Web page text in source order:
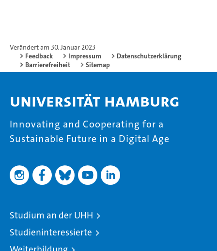
Verändert am 30. Januar 2023
Feedback
Impressum
Datenschutzerklärung
Barrierefreiheit
Sitemap
Universität Hamburg
Innovating and Cooperating for a
Sustainable Future in a Digital Age
Studium an der UHH
Studieninteressierte